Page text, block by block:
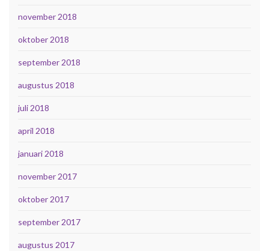
november 2018
oktober 2018
september 2018
augustus 2018
juli 2018
april 2018
januari 2018
november 2017
oktober 2017
september 2017
augustus 2017